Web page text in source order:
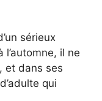
sérieux
il ne
et dans ses
qui